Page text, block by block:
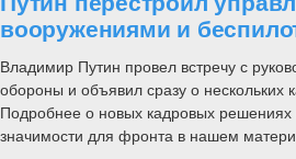
вооружениями и
Владимир Путин провел встречу с
обороны и объявил сразу о нескольких
Подробнее о новых кадровых решениях
значимости для фронта в нашем